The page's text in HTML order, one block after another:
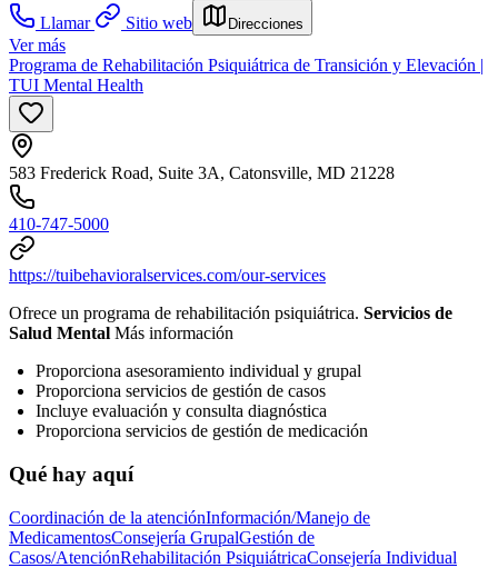
Llamar
Sitio web Direcciones
Ver más
Programa de Rehabilitación Psiquiátrica de Transición y Elevación |
TUI Mental Health
583 Frederick Road, Suite 3A, Catonsville, MD 21228
410-747-5000
https://tuibehavioralservices.com/our-services
Ofrece un programa de rehabilitación psiquiátrica. Servicios de
Salud Mental Más información
Proporciona asesoramiento individual y grupal
Proporciona servicios de gestión de casos
Incluye evaluación y consulta diagnóstica
Proporciona servicios de gestión de medicación
Qué hay aquí
Coordinación de la atenciónInformación/Manejo de
MedicamentosConsejería GrupalGestión de
Casos/AtenciónRehabilitación PsiquiátricaConsejería Individual